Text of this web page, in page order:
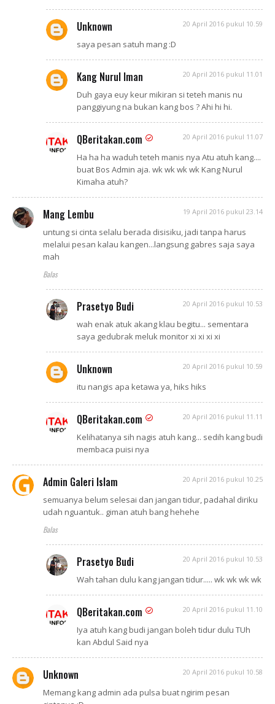
Unknown 20 April 2016 pukul 10.59
saya pesan satuh mang :D
Kang Nurul Iman 20 April 2016 pukul 11.01
Duh gaya euy keur mikiran si teteh manis nu
panggiyung na bukan kang bos ? Ahi hi hi.
QBeritakan.com 20 April 2016 pukul 11.07
Ha ha ha waduh teteh manis nya Atu atuh kang....
buat Bos Admin aja. wk wk wk wk Kang Nurul
Kimaha atuh?
Mang Lembu 19 April 2016 pukul 23.14
untung si cinta selalu berada disisiku, jadi tanpa harus
melalui pesan kalau kangen...langsung gabres saja saya
mah
Balas
Prasetyo Budi 20 April 2016 pukul 10.53
wah enak atuk akang klau begitu... sementara
saya gedubrak meluk monitor xi xi xi xi
Unknown 20 April 2016 pukul 10.59
itu nangis apa ketawa ya, hiks hiks
QBeritakan.com 20 April 2016 pukul 11.11
Kelihatanya sih nagis atuh kang... sedih kang budi
membaca puisi nya
Admin Galeri Islam 20 April 2016 pukul 10.25
semuanya belum selesai dan jangan tidur, padahal diriku
udah nguantuk.. giman atuh bang hehehe
Balas
Prasetyo Budi 20 April 2016 pukul 10.53
Wah tahan dulu kang jangan tidur..... wk wk wk wk
QBeritakan.com 20 April 2016 pukul 11.10
Iya atuh kang budi jangan boleh tidur dulu TUh
kan Abdul Said nya
Unknown 20 April 2016 pukul 10.58
Memang kang admin ada pulsa buat ngirim pesan